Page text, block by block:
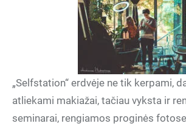
„Selfstation“ erdvėje ne tik kerpami,
atliekami makiažai, tačiau vyksta ir
seminarai, rengiamos proginės